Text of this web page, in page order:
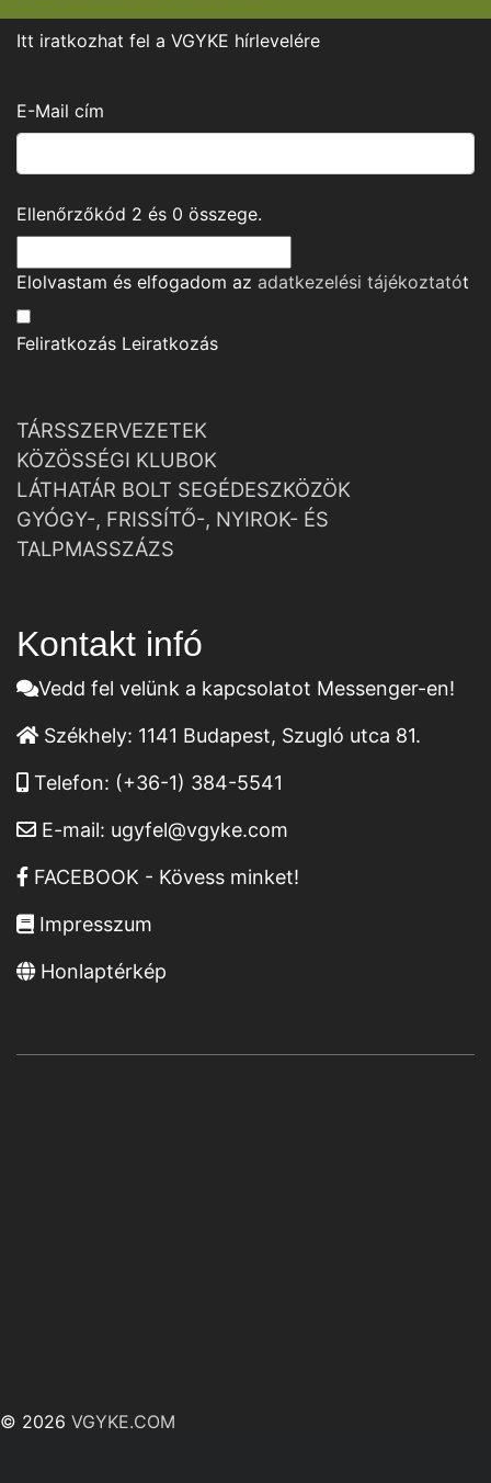
Itt iratkozhat fel a VGYKE hírlevelére
E-Mail cím
Ellenőrzőkód 2 és 0 összege.
Elolvastam és elfogadom az adatkezelési tájékoztatót
Feliratkozás Leiratkozás
TÁRSSZERVEZETEK
KÖZÖSSÉGI KLUBOK
LÁTHATÁR BOLT SEGÉDESZKÖZÖK
GYÓGY-, FRISSÍTŐ-, NYIROK- ÉS
TALPMASSZÁZS
Kontakt infó
Vedd fel velünk a kapcsolatot Messenger-en!
Székhely: 1141 Budapest, Szugló utca 81.
Telefon: (+36-1) 384-5541
E-mail: ugyfel@vgyke.com
FACEBOOK - Kövess minket!
Impresszum
Honlaptérkép
© 2026 VGYKE.COM